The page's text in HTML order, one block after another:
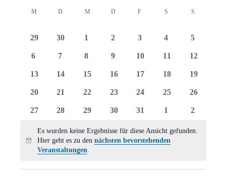
Suche
Kalender
von
Veranstaltungen
M MONTAG
DDIENSTAG
M MITTWOCH
D DONNERSTAG
F FREITAGS SAMSTAG
S
0
29
0
30
0
1
0
2
0
3
0
4
0
5
0
6
0
7
0
8
0
9
0
10
0
11
0
12
0
13
0
14
0
15
0
16
0
17
0
18
0
19
0
20
0
21
0
22
0
23
0
24
0
25
0
26
0
27
0
28
0
29
0
30
0
31
0
1
0
2
Hinweis
Es wurden keine Ergebnisse für diese Ansicht gefunden.
Hier geht es zu den nächsten bevorstehenden
Veranstaltungen.